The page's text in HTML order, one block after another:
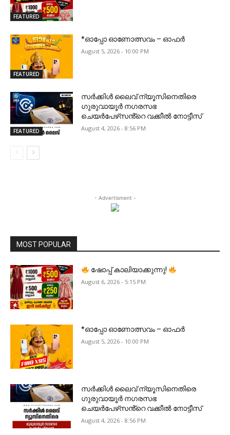
FEATURED
FEATURED
*ഓപ്പോ ഓണോത്സവം – ഓഫർ
August 5, 2026 - 10:00 PM
FEATURED
സർക്കിൾ ലൈവ് ന്യൂസിനെതിരെ
ഗുരുവായൂർ നഗരസഭ
ചെയർപേഴ്‌സൻ്റെ വക്കീൽ നോട്ടീസ്
August 4, 2026 - 8:56 PM
- Advertisment -
MOST POPULAR
ഷോപ്പ് കാലിയാക്കുന്നു!
August 6, 2026 - 5:15 PM
*ഓപ്പോ ഓണോത്സവം – ഓഫർ
August 5, 2026 - 10:00 PM
സർക്കിൾ ലൈവ് ന്യൂസിനെതിരെ
ഗുരുവായൂർ നഗരസഭ
ചെയർപേഴ്‌സൻ്റെ വക്കീൽ നോട്ടീസ്
August 4, 2026 - 8:56 PM